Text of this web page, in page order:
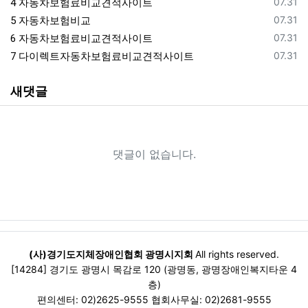
4
등록일
07.31
5 자동차보험비교
등록일
07.31
6 자동차보험료비교견적사이트
등록일
07.31
7 다이렉트자동차보험료비교견적사이트
새댓글
댓글이 없습니다.
(사)경기도지체장애인협회 광명시지회 All rights reserved.
[14284] 경기도 광명시 목감로 120 (광명동, 광명장애인복지타운 4
층)
편의센터: 02)2625-9555 협회사무실: 02)2681-9555